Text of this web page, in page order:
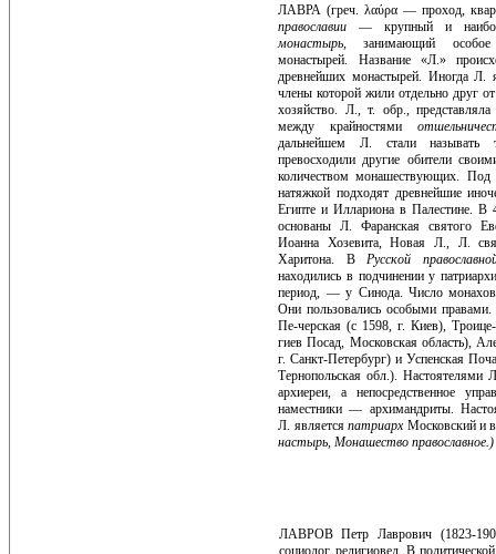
ЛАВРА (греч. λαύρα — проход,
православии— крупный и
монастырь,занимающий
монастырей. Название «Л.»
древнейших монастырей. Иногда Л.
члены которой жили отдель­но друг
хозяйство. Л., т. обр.,
между крайнос­тями
дальнейшем Л. стали называть
превосходили другие обители
коли­чеством монашествующих. Под
натяжкой подходят древнейшие
Египте и Иллариона в Палестине. В
основаны Л. Фаранская святого
Иоанна Хозевита, Новая Л., Л.
Харитона. В Русской
находились в подчинении у
период, — у Сино­да. Число
Они пользо­вались особыми
Пе-черская (с 1598, г. Киев),
гиев Посад, Московская область),
г. Санкт-Петербург) и Успенская
Тернопольская обл.). Настоятелями
архиереи, а непосредствен­ное
наместники — ар­химандриты.
Л. явля­етсяпатриарх Московский и
настырь, Монашество православное.)
ЛАВРОВ Петр Лаврович (1823-
социолог, религиовед. В